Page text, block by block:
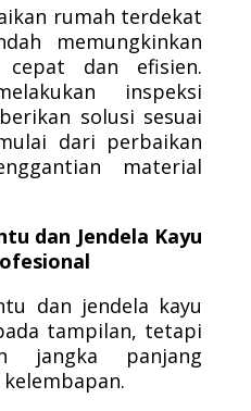
rumah terdekat
memungkinkan
cepat dan efisien.
inspeksi
solusi sesuai
dari perbaikan
material
dan Jendela Kayu
dan jendela kayu
tampilan, tetapi
jangka panjang